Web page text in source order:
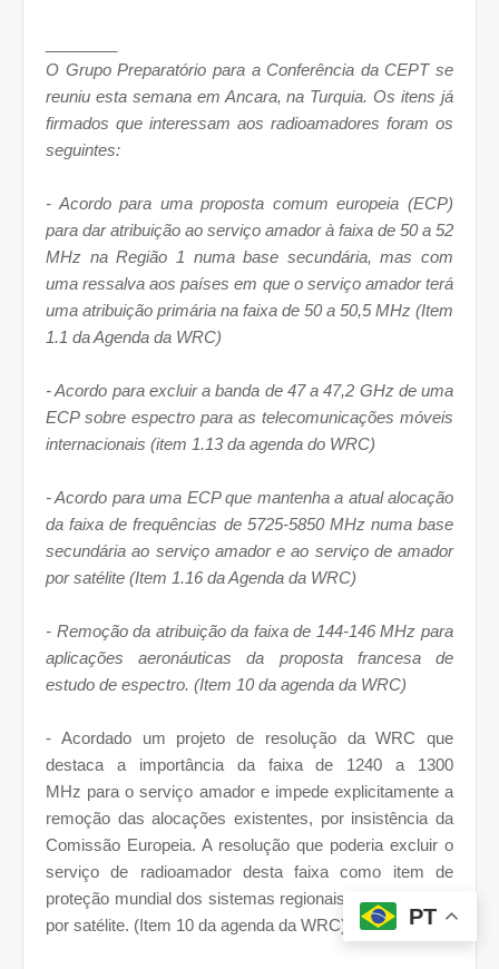
O Grupo Preparatório para a Conferência da CEPT se
reuniu esta semana em Ancara, na Turquia. Os itens já
firmados que interessam aos radioamadores foram os
seguintes:
- Acordo para uma proposta comum europeia (ECP)
para dar atribuição ao serviço amador à faixa de 50 a 52
MHz na Região 1 numa base secundária, mas com
uma ressalva aos países em que o serviço amador terá
uma atribuição primária na faixa de 50 a 50,5 MHz (Item
1.1 da Agenda da WRC)
- Acordo para excluir a banda de 47 a 47,2 GHz de uma
ECP sobre espectro para as telecomunicações móveis
internacionais (item 1.13 da agenda do WRC)
- Acordo para uma ECP que mantenha a atual alocação
da faixa de frequências de 5725-5850 MHz numa base
secundária ao serviço amador e ao serviço de amador
por satélite (Item 1.16 da Agenda da WRC)
- Remoção da atribuição da faixa de 144-146 MHz para
aplicações aeronáuticas da proposta francesa de
estudo de espectro. (Item 10 da agenda da WRC)
- Acordado um projeto de resolução da WRC que
destaca a importância da faixa de 1240 a 1300
MHz para o serviço amador e impede explicitamente a
remoção das alocações existentes, por insistência da
Comissão Europeia. A resolução que poderia excluir o
serviço de radioamador desta faixa como item de
proteção mundial dos sistemas regionais de navegação
por satélite. (Item 10 da agenda da WRC)
PT